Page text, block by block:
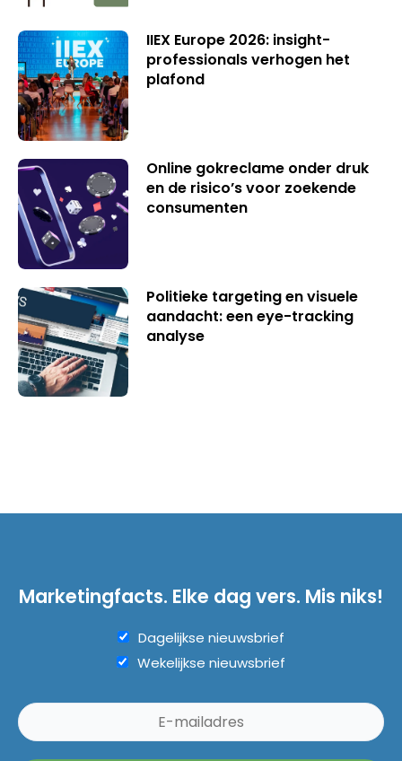
IIEX Europe 2026: insight-
professionals verhogen het
plafond
Online gokreclame onder druk
en de risico’s voor zoekende
consumenten
Politieke targeting en visuele
aandacht: een eye-tracking
analyse
Marketingfacts. Elke dag vers. Mis niks!
Dagelijkse nieuwsbrief
Wekelijkse nieuwsbrief